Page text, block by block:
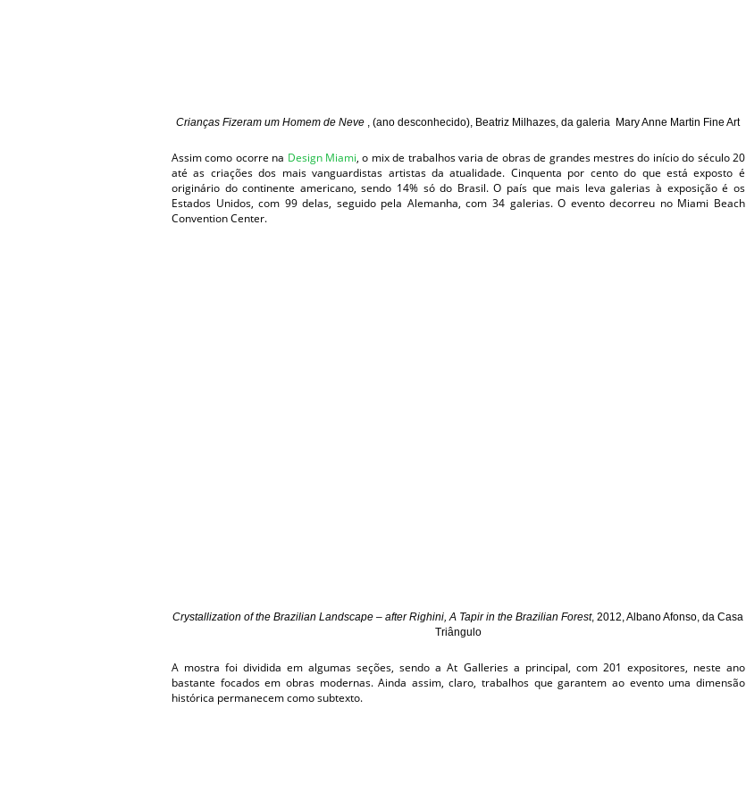
Crianças Fizeram um Homem de Neve , (ano desconhecido), Beatriz Milhazes, da galeria Mary Anne Martin Fine Art
Assim como ocorre na Design Miami, o mix de trabalhos varia de obras de grandes mestres do início do século 20
até as criações dos mais vanguardistas artistas da atualidade. Cinquenta por cento do que está exposto é
originário do continente americano, sendo 14% só do Brasil. O país que mais leva galerias à exposição é os
Estados Unidos, com 99 delas, seguido pela Alemanha, com 34 galerias. O evento decorreu no Miami Beach
Convention Center.
Crystallization of the Brazilian Landscape – after Righini, A Tapir in the Brazilian Forest, 2012, Albano Afonso, da Casa
Triângulo
A mostra foi dividida em algumas seções, sendo a At Galleries a principal, com 201 expositores, neste ano
bastante focados em obras modernas. Ainda assim, claro, trabalhos que garantem ao evento uma dimensão
histórica permanecem como subtexto.